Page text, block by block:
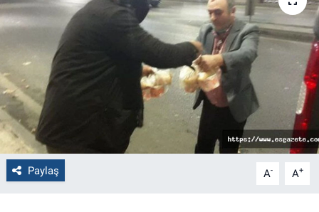
Paylaş A- A+
Kütahya
Gezi
Genel
Çevre
Yerel